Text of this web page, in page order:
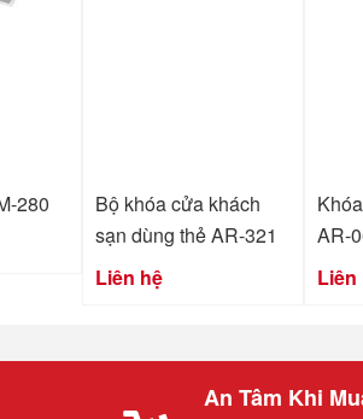
280
Bộ khóa cửa khách
sạn dùng thẻ AR-321
Liên hệ
AR-
Liên
An Tâm Khi